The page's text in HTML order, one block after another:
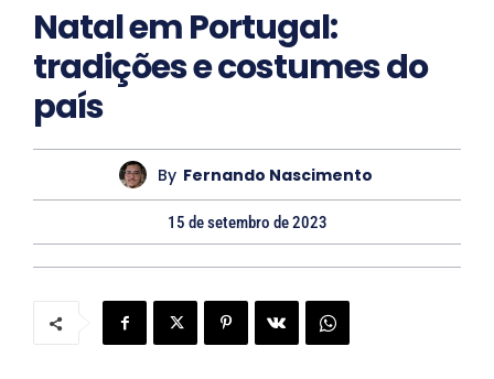
Natal em Portugal:
tradições e costumes do
país
By Fernando Nascimento
15 de setembro de 2023